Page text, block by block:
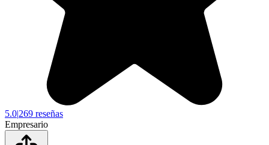
5.0|269 reseñas
Empresario